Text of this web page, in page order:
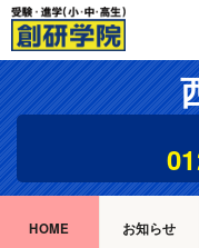
HOME お知らせ